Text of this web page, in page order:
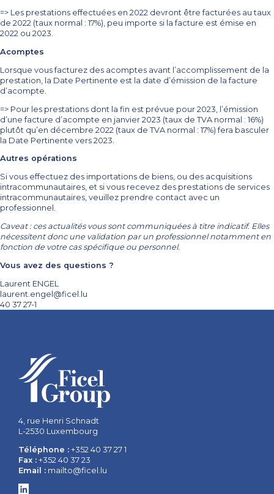
=> Les prestations effectuées en 2022 devront être facturées au taux
de 2022 (taux normal : 17%), peu importe si la facture est émise en
2022 ou 2023.
Acomptes
Lorsque vous facturez des acomptes avant l’accomplissement de la
prestation, la Date Pertinente est la date d’émission de la facture
d’acompte.
=> Pour les prestations dont la fin est prévue pour 2023, l’émission
d’une facture d’acompte en janvier 2023 (taux de TVA normal : 16%)
plutôt qu’en décembre 2022 (taux de TVA normal : 17%) fera basculer
la Date Pertinente vers 2023.
Autres opérations
Si vous effectuez des importations de biens, ou des acquisitions
intracommunautaires, et si vous recevez des prestations de services
intracommunautaires, veuillez prendre contact avec un
professionnel.
Caveat : ces actualités vous sont communiquées à titre indicatif. Elles
nécessitent donc une validation par un professionnel notamment en
fonction de votre cas spécifique ou personnel.
Vous avez des questions ?
Laurent ENGEL
laurent.engel@ficel.lu
40 37 27-1
4, rue Henri Schnadt
L-2530 Luxembourg
Téléphone : +352 40 37 27 1
Fax :+352 40 37 23
Email : mailto@ficel.lu